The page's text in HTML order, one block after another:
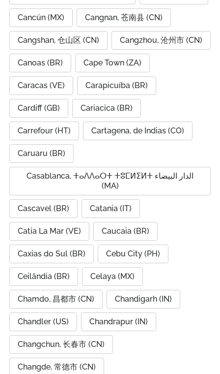
Cancún (MX) Cangnan, 苍南县 (CN)
Cangshan, 仓山区 (CN) Cangzhou, 沧州市 (CN)
Canoas (BR) Cape Town (ZA)
Caracas (VE) Carapicuíba (BR)
Cardiff (GB) Cariacica (BR)
Carrefour (HT) Cartagena, de Indias (CO)
Caruaru (BR)
Casablanca, ⵜⴰⴷⴷⴰⵔⵜ ⵜⵓⵎⵍⵉⵍⵜ الدار البيضاء
(MA)
Cascavel (BR) Catania (IT)
Catia La Mar (VE) Caucaia (BR)
Caxias do Sul (BR) Cebu City (PH)
Ceilândia (BR) Celaya (MX)
Chamdo, 昌都市 (CN) Chandigarh (IN)
Chandler (US) Chandrapur (IN)
Changchun, 长春市 (CN)
Changde, 常德市 (CN)